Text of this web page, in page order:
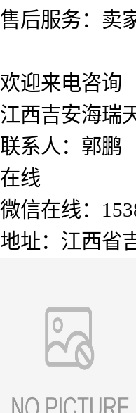
售后服务：卖
欢迎来电咨询
江西吉安海瑞
联系人：郭鹏
在线
微信在线：
地址：江西省